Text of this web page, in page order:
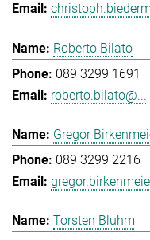
Roberto Bilato
089 3299 1691
roberto.bilato@...
Gregor
089 3299 2216
Torsten Bluhm